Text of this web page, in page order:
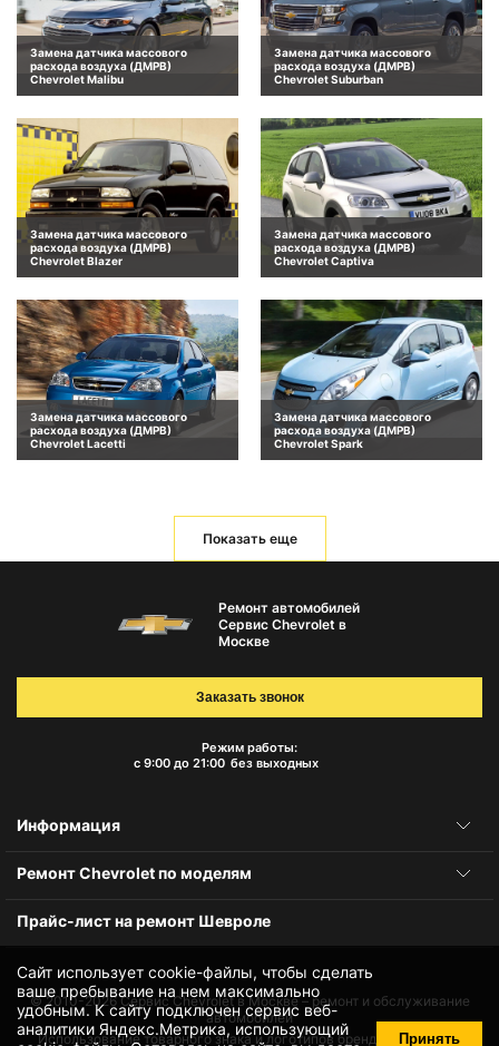
Замена датчика массового
расхода воздуха (ДМРВ)
Chevrolet Malibu
Замена датчика массового
расхода воздуха (ДМРВ)
Chevrolet Suburban
Замена датчика массового
расхода воздуха (ДМРВ)
Chevrolet Blazer
Замена датчика массового
расхода воздуха (ДМРВ)
Chevrolet Captiva
Замена датчика массового
расхода воздуха (ДМРВ)
Chevrolet Lacetti
Замена датчика массового
расхода воздуха (ДМРВ)
Chevrolet Spark
Показать еще
Сайт использует cookie-файлы, чтобы сделать
ваше пребывание на нем максимально
удобным. К cайту подключен сервис веб-
аналитики Яндекс.Метрика, использующий
Принять
Ремонт автомобилей
Сервис Chevrolet в
Москве
Режим работы:
с 9:00 до 21:00 без выходных
Заказать звонок
Информация
Ремонт Chevrolet по моделям
Прайс-лист на ремонт Шевроле
© 2010-2026Сервис Chevrolet в Москве – ремонт и обслуживание
автомобилей
Использование товарного знака и логотипов бренда происходит